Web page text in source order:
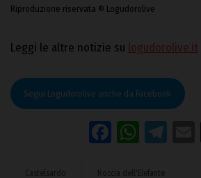
Riproduzione riservata © Logudorolive
Leggi le altre notizie su logudorolive.it
Segui Logudorolive anche da Facebook
Facebook
Castelsardo Roccia dell'Elefante